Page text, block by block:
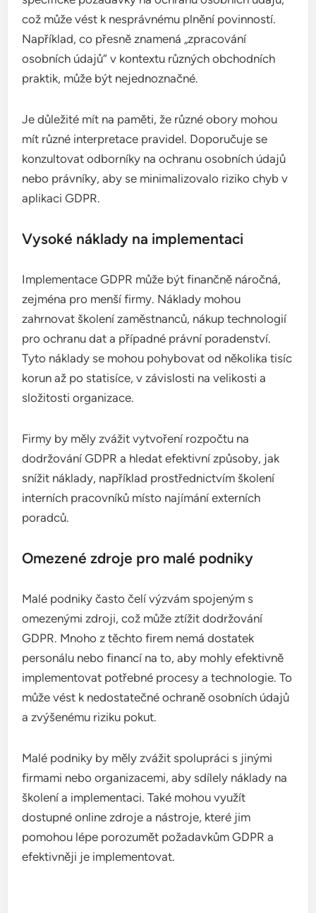
což může vést k nesprávnému plnění povinností.
Například, co přesně znamená „zpracování
osobních údajů“ v kontextu různých obchodních
praktik, může být nejednoznačné.
Je důležité mít na paměti, že různé obory mohou
mít různé interpretace pravidel. Doporučuje se
konzultovat odborníky na ochranu osobních údajů
nebo právníky, aby se minimalizovalo riziko chyb v
aplikaci GDPR.
Vysoké náklady na implementaci
Implementace GDPR může být finančně náročná,
zejména pro menší firmy. Náklady mohou
zahrnovat školení zaměstnanců, nákup technologií
pro ochranu dat a případné právní poradenství.
Tyto náklady se mohou pohybovat od několika tisíc
korun až po statisíce, v závislosti na velikosti a
složitosti organizace.
Firmy by měly zvážit vytvoření rozpočtu na
dodržování GDPR a hledat efektivní způsoby, jak
snížit náklady, například prostřednictvím školení
interních pracovníků místo najímání externích
poradců.
Omezené zdroje pro malé podniky
Malé podniky často čelí výzvám spojeným s
omezenými zdroji, což může ztížit dodržování
GDPR. Mnoho z těchto firem nemá dostatek
personálu nebo financí na to, aby mohly efektivně
implementovat potřebné procesy a technologie. To
může vést k nedostatečné ochraně osobních údajů
a zvýšenému riziku pokut.
Malé podniky by měly zvážit spolupráci s jinými
firmami nebo organizacemi, aby sdílely náklady na
školení a implementaci. Také mohou využít
dostupné online zdroje a nástroje, které jim
pomohou lépe porozumět požadavkům GDPR a
efektivněji je implementovat.